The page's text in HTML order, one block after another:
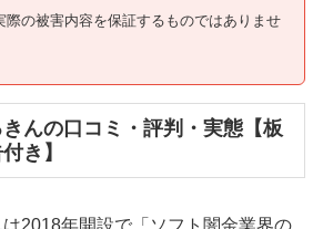
の被害内容を保証するものではありませ
んの口コミ・評判・実態【板
き】
2018年開設で「ソフト闇金業界の